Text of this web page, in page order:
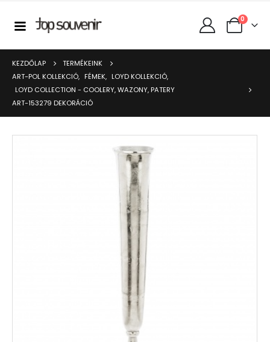
0
KEZDŐLAP
TERMÉKEINK
ART-POL KOLLEKCIÓ, FÉMEK, LOYD KOLLEKCIÓ,
LOYD COLLECTION - COOLERY, WAZONY, PATERY
ART-153279 DEKORÁCIÓ